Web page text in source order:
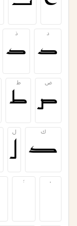
د
د
ذ
ذ
ض
ض
ط
ط
ك
ك
ل
ل
، ؛